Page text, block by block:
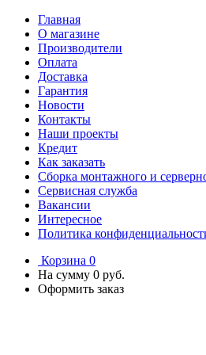
Главная
О магазине
Производители
Оплата
Доставка
Гарантия
Новости
Контакты
Наши проекты
Кредит
Как заказать
Сборка монтажного и
Сервисная служба
Вакансии
Интересное
Политика
Корзина 0
На сумму 0 руб.
Оформить заказ